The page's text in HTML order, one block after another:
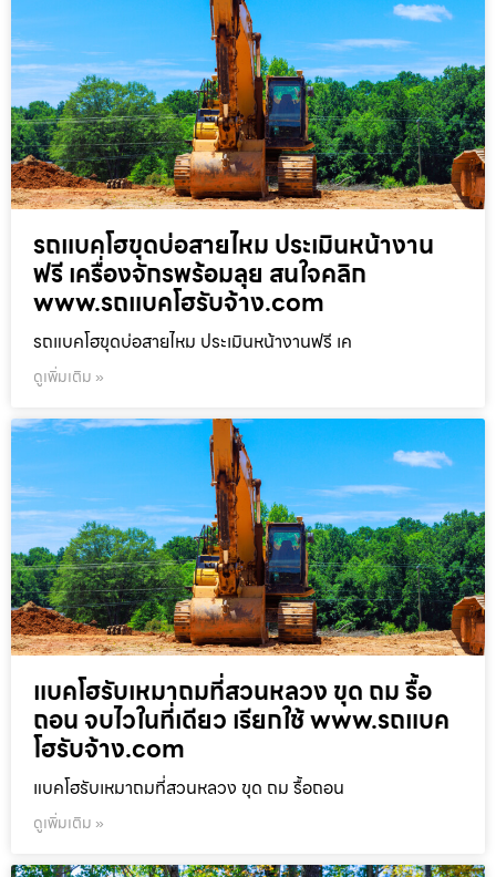
รถแบคโฮขุดบ่อสายไหม ประเมินหน้างาน
ฟรี เครื่องจักรพร้อมลุย สนใจคลิก
www.รถแบคโฮรับจ้าง.com
รถแบคโฮขุดบ่อสายไหม ประเมินหน้างานฟรี เค
ดูเพิ่มเติม »
แบคโฮรับเหมาถมที่สวนหลวง ขุด ถม รื้อ
ถอน จบไวในที่เดียว เรียกใช้ www.รถแบค
โฮรับจ้าง.com
แบคโฮรับเหมาถมที่สวนหลวง ขุด ถม รื้อถอน
ดูเพิ่มเติม »